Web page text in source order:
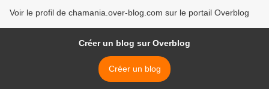
Voir le profil de chamania.over-blog.com sur le portail Overblog
Créer un blog sur Overblog
Créer un blog